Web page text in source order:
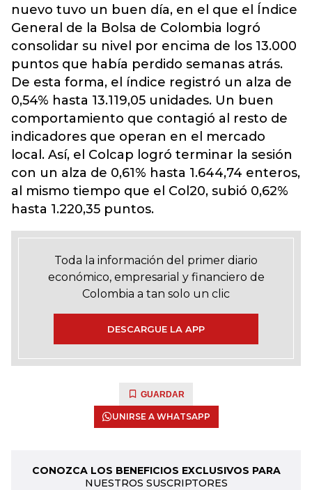
nuevo tuvo un buen día, en el que el Índice
General de la Bolsa de Colombia logró
consolidar su nivel por encima de los 13.000
puntos que había perdido semanas atrás.
De esta forma, el índice registró un alza de
0,54% hasta 13.119,05 unidades. Un buen
comportamiento que contagió al resto de
indicadores que operan en el mercado
local. Así, el Colcap logró terminar la sesión
con un alza de 0,61% hasta 1.644,74 enteros,
al mismo tiempo que el Col20, subió 0,62%
hasta 1.220,35 puntos.
Toda la información del primer diario
económico, empresarial y financiero de
Colombia a tan solo un clic
DESCARGUE LA APP
GUARDAR
UNIRSE A WHATSAPP
CONOZCA LOS BENEFICIOS EXCLUSIVOS PARA
NUESTROS SUSCRIPTORES